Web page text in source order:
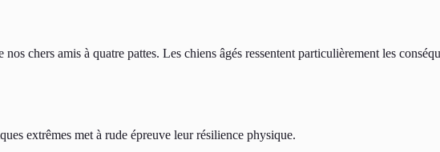
chers amis à quatre pattes. Les chiens âgés ressentent particulièrement les
extrêmes met à rude épreuve leur résilience physique.